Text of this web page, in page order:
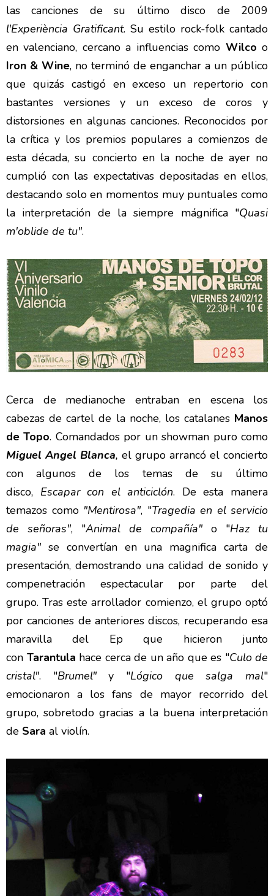
las canciones de su último disco de 2009
l'Experiència Gratificant. Su estilo rock-folk cantado
en valenciano, cercano a influencias como Wilco o
Iron & Wine, no terminó de enganchar a un público
que quizás castigó en exceso un repertorio con
bastantes versiones y un exceso de coros y
distorsiones en algunas canciones. Reconocidos por
la crítica y los premios populares a comienzos de
esta década, su concierto en la noche de ayer no
cumplió con las expectativas depositadas en ellos,
destacando solo en momentos muy puntuales como
la interpretación de la siempre mágnifica "Quasi
m'oblide de tu".
Cerca de medianoche entraban en escena los
cabezas de cartel de la noche, los catalanes Manos
de Topo. Comandados por un showman puro como
Miguel Angel Blanca, el grupo arrancó el concierto
con algunos de los temas de su último
disco, Escapar con el anticiclón. De esta manera
temazos como"Mentirosa", "Tragedia en el servicio
de señoras", "Animal de compañía" o "Haz tu
magia" se convertían en una magnifica carta de
presentación, demostrando una calidad de sonido y
compenetración espectacular por parte del
grupo. Tras este arrollador comienzo, el grupo optó
por canciones de anteriores discos, recuperando esa
maravilla del Ep que hicieron junto
con Tarantula hace cerca de un año que es "Culo de
cristal". "Brumel"y "Lógico que salga mal"
emocionaron a los fans de mayor recorrido del
grupo, sobretodo gracias a la buena interpretación
de Sara al violín.